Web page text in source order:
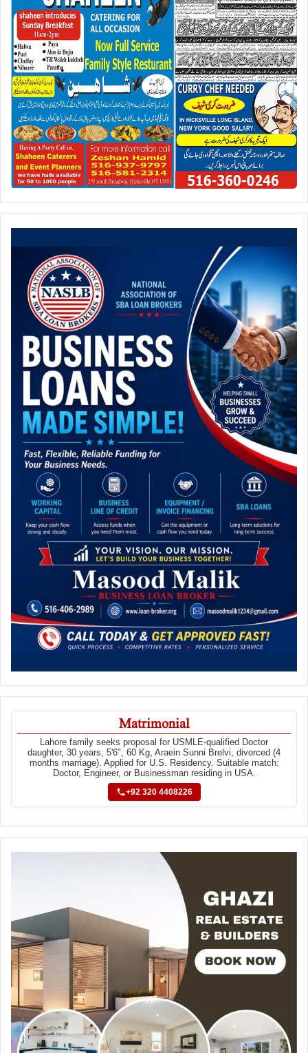
Matrimonial
Lahore family seeks proposal for USMLE-qualified Doctor
daughter, 30 years, 5'6", 60 Kg, Araein Sunni Brelvi, divorced (4
months marriage). Applied for U.S. Residency. Suitable match:
Doctor, Engineer, or Businessman residing in USA.
+92 320 4408226